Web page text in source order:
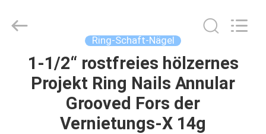
HAUS
PRODUKTE
License.
Ring-Schaft-Nägel
1-1/2“ rostfreies hölzernes
Projekt Ring Nails Annular
Grooved Fors der
Vernietungs-X 14g